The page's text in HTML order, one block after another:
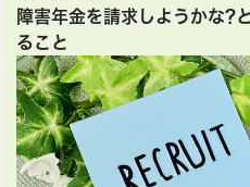
障害年金を請求しようかな?
ること